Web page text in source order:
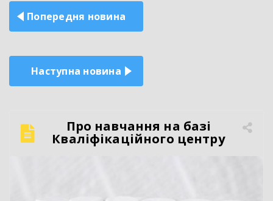
Навігація
записів
Попередня новина
Наступна новина
Про навчання на базі
Кваліфікаційного центру